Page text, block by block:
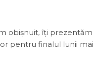
obișnuit, îți prezentăm
pentru finalul lunii